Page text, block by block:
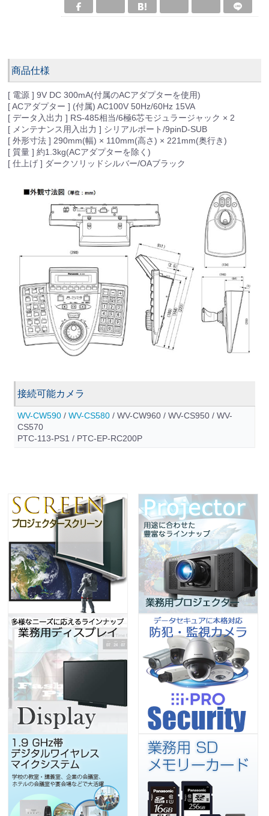
商品仕様
[ 電源 ] 9V DC 300mA(付属のACアダプターを使用)
[ ACアダプター ] (付属) AC100V 50Hz/60Hz 15VA
[ データ入出力 ] RS-485相当/6極6芯モジュラージャック × 2
[ メンテナンス用入出力 ] シリアルポート/9pinD-SUB
[ 外形寸法 ] 290mm(幅) × 110mm(高さ) × 221mm(奥行き)
[ 質量 ] 約1.3kg(ACアダプターを除く)
[ 仕上げ ] ダークソリッドシルバー/OAブラック
接続可能カメラ
WV-CW590 / WV-CS580 / WV-CW960 / WV-CS950 / WV-
CS570
PTC-113-PS1 / PTC-EP-RC200P